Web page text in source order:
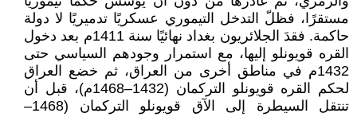
مستقرًا، فظلّ التدخل التيموري عسكريًا تدميريًا لا دولة
حاكمة. فقدَ الجلائريون بغداد نهائيًا سنة 1411م بعد دخول
القره قويونلو إليها، مع استمرار وجودهم السياسي حتى
1432م في مناطق أخرى من العراق، ثم خضع العراق
لحكم القره قويونلو التركمان (1432–1468م)، قبل أن
تنتقل السيطرة إلى الآق قويونلو التركمان (1468–